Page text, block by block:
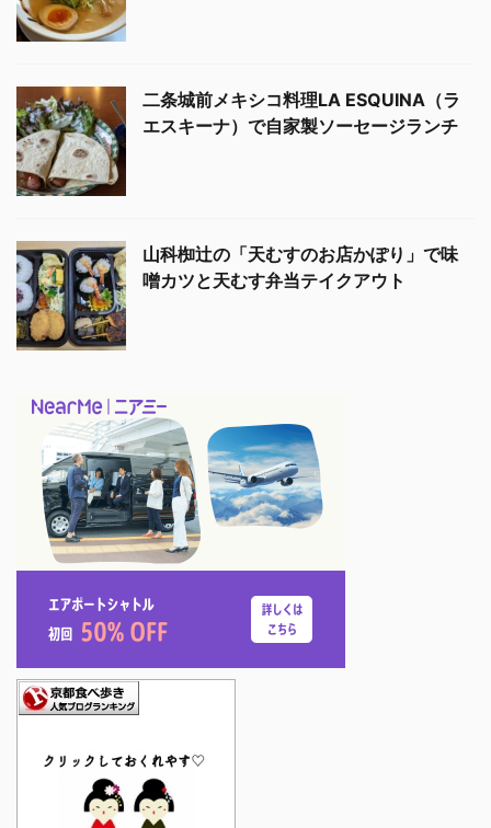
二条城前メキシコ料理LA ESQUINA（ラ
エスキーナ）で自家製ソーセージランチ
山科椥辻の「天むすのお店かぽり」で味
噌カツと天むす弁当テイクアウト